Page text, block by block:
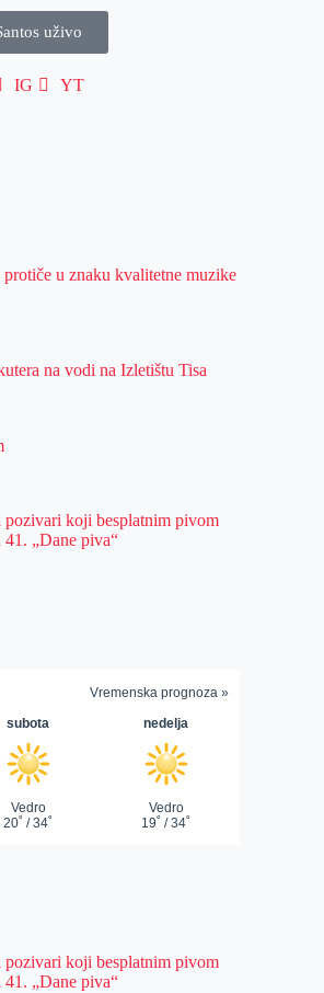
uživo
IG YT
u znaku kvalitetne muzike
na vodi na Izletištu Tisa
pozivari koji besplatnim pivom
„Dane piva“
pozivari koji besplatnim pivom
„Dane piva“